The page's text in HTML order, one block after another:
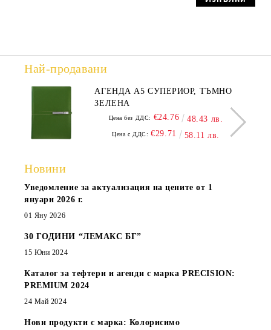
Най-продавани
АГЕНДА А5 СУПЕРИОР, ТЪМНО
ЗЕЛЕНА
Цена без ДДС: €24.76 48.43 лв.
Цена с ДДС: €29.71 58.11 лв.
Новини
Уведомление за актуализация на цените от 1
януари 2026 г.
01 Яну 2026
30 ГОДИНИ “ЛЕМАКС БГ”
15 Юни 2024
Каталог за тефтери и агенди с марка PRECISION:
PREMIUM 2024
24 Май 2024
Нови продукти с марка: Колорисимо